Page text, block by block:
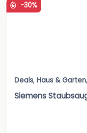
-30%
Deals, Haus & Garten,
Siemens